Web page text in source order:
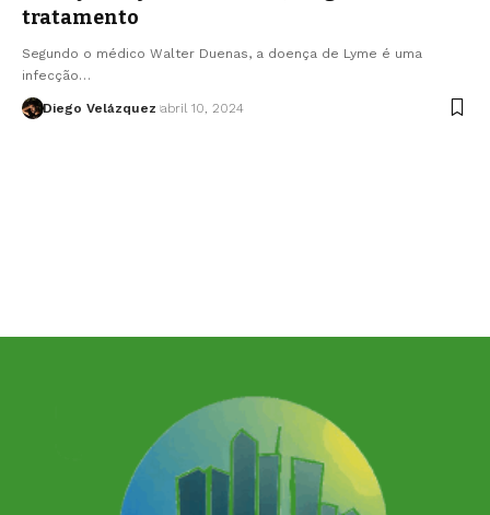
tratamento
Segundo o médico Walter Duenas, a doença de Lyme é uma
infecção…
Diego Velázquez abril 10, 2024